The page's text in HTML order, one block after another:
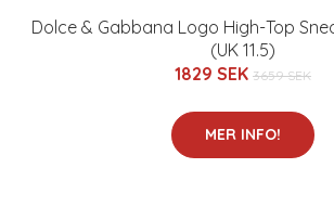
Dolce & Gabbana Logo High-Top
(UK 11.5)
1829 SEK 3659 SEK
MER INFO!